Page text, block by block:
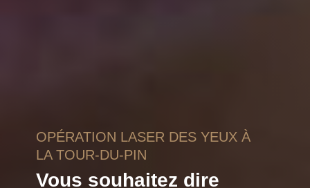
OPÉRATION LASER DES YEUX À
LA TOUR-DU-PIN
Vous souhaitez dire